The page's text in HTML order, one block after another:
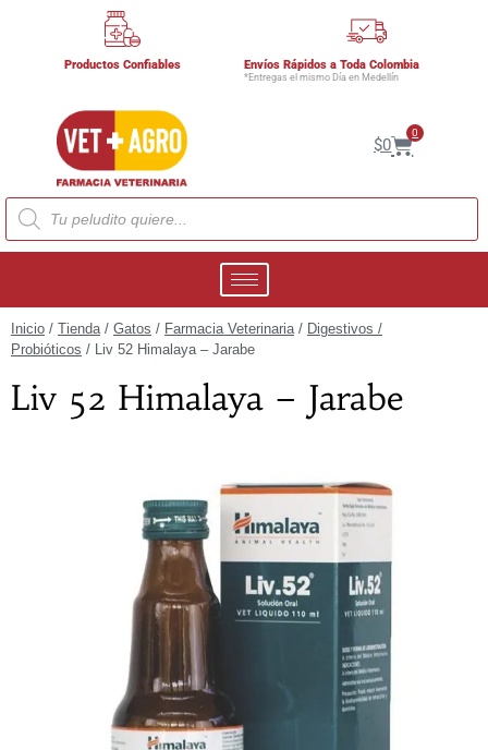
Productos Confiables Envíos Rápidos a Toda Colombia
*Entregas el mismo Día en Medellín
$0
0
Inicio / Tienda/ Gatos / Farmacia Veterinaria/ Digestivos /
Probióticos / Liv 52 Himalaya – Jarabe
Liv 52 Himalaya – Jarabe